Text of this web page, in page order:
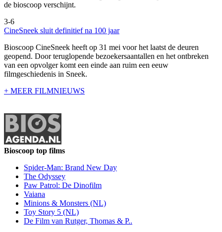
de bioscoop verschijnt.
3-6
CineSneek sluit definitief na 100 jaar
Bioscoop CineSneek heeft op 31 mei voor het laatst de deuren
geopend. Door teruglopende bezoekersaantallen en het ontbreken
van een opvolger komt een einde aan ruim een eeuw
filmgeschiedenis in Sneek.
+ MEER FILMNIEUWS
Bioscoop top films
Spider-Man: Brand New Day
The Odyssey
Paw Patrol: De Dinofilm
Vaiana
Minions & Monsters (NL)
Toy Story 5 (NL)
De Film van Rutger, Thomas & P..